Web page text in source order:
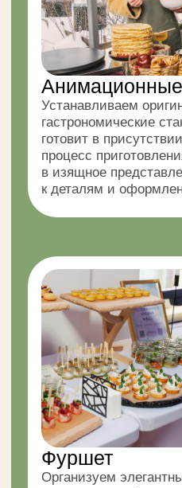
Канапе
и эклеры
и брускетты
Сэндвичи
и круассаны
Подносы